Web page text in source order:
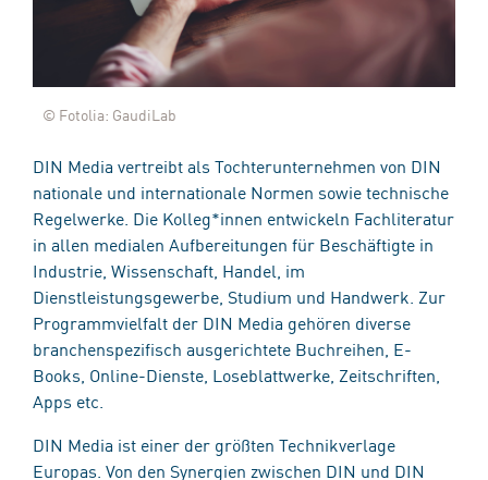
© Fotolia: GaudiLab
DIN Media vertreibt als Tochterunternehmen von DIN
nationale und internationale Normen sowie technische
Regelwerke. Die Kolleg*innen entwickeln Fachliteratur
in allen medialen Aufbereitungen für Beschäftigte in
Industrie, Wissenschaft, Handel, im
Dienstleistungsgewerbe, Studium und Handwerk. Zur
Programmvielfalt der DIN Media gehören diverse
branchenspezifisch ausgerichtete Buchreihen, E-
Books, Online-Dienste, Loseblattwerke, Zeitschriften,
Apps etc.
DIN Media ist einer der größten Technikverlage
Europas. Von den Synergien zwischen DIN und DIN